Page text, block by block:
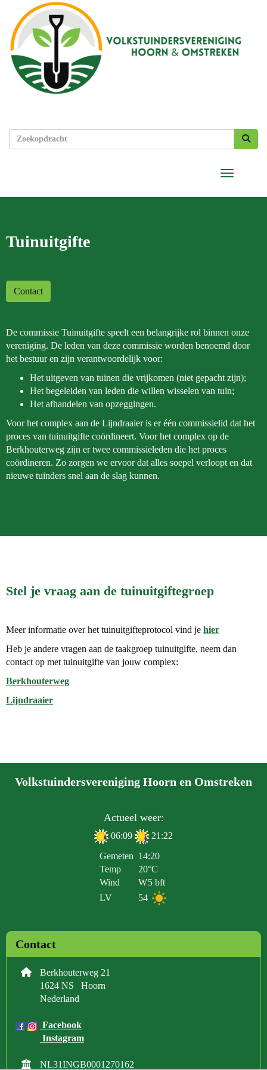
Toggle
Tuinuitgifte
Contact
De commissie Tuinuitgifte speelt een belangrijke rol binnen onze
vereniging. De leden van deze commissie worden benoemd door
het bestuur en zijn verantwoordelijk voor:
Het uitgeven van tuinen die vrijkomen (niet gepacht zijn);
Het begeleiden van leden die willen wisselen van tuin;
Het afhandelen van opzeggingen.
Voor het complex aan de Lijndraaier is er één commissielid dat het
proces van tuinuitgifte coördineert. Voor het complex op de
Berkhouterweg zijn er twee commissieleden die het proces
coördineren. Zo zorgen we ervoor dat alles soepel verloopt en dat
nieuwe tuinders snel aan de slag kunnen.
Stel je vraag aan de tuinuitgiftegroep
Meer informatie over het tuinuitgifteprotocol vind je hier
Heb je andere vragen aan de taakgroep tuinuitgifte, neem dan
contact op met tuinuitgifte van jouw complex:
Berkhouterweg
Lijndraaier
Volkstuindersvereniging Hoorn en Omstreken
Actueel weer:
06:09 21:22
Gemeten 14:20
Temp
20°C
Wind
W5 bft
LV
54
Contact
Berkhouterweg 21
1624 NS Hoorn
Nederland
Facebook
Instagram
NL31INGB0001270162